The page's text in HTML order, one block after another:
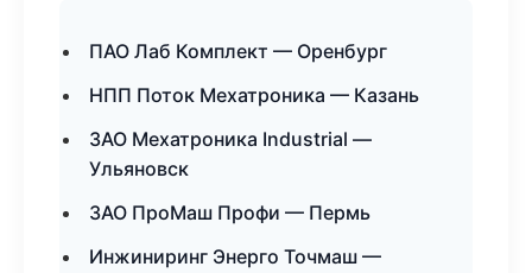
ПАО Лаб Комплект — Оренбург
НПП Поток Мехатроника — Казань
ЗАО Мехатроника Industrial —
Ульяновск
ЗАО ПроМаш Профи — Пермь
Инжиниринг Энерго Точмаш —